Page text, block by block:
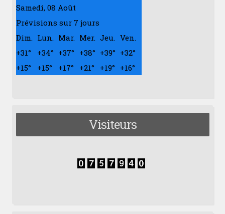
Samedi, 08 Août
Prévisions sur 7 jours
Dim. Lun. Mar. Mer. Jeu. Ven.
+31° +34° +37° +38° +39° +32°
+15° +15° +17° +21° +19° +16°
Visiteurs